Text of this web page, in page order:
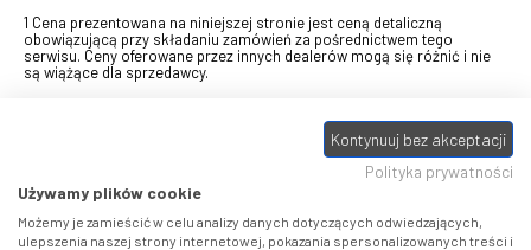
1 Cena prezentowana na niniejszej stronie jest ceną detaliczną
obowiązującą przy składaniu zamówień za pośrednictwem tego
serwisu. Ceny oferowane przez innych dealerów mogą się różnić i nie
są wiążące dla sprzedawcy.
swój bon" na towary z oferty VELO, aktualnie dostępnej na stronie
, w ramach sprzedaży premiowej. Dowiedz się jak
stronie promocji. Prezentowana wartość
eBonu uwzględnia fakt wyrażenia - w procesie rejestracji w Panelu
klienta- zgody na otrzymywanie drogą mailową informacji handlowo-
marketingowe, np. newsletter rowerowy. W przypadku braku zgody
wartość eBonu zostanie obniżona o 10 zł.
Kontynuuj bez akceptacji
Polityka prywatności
Używamy plików cookie
Możemy je zamieścić w celu analizy danych dotyczących odwiedzających,
ulepszenia naszej strony internetowej, pokazania spersonalizowanych treści i